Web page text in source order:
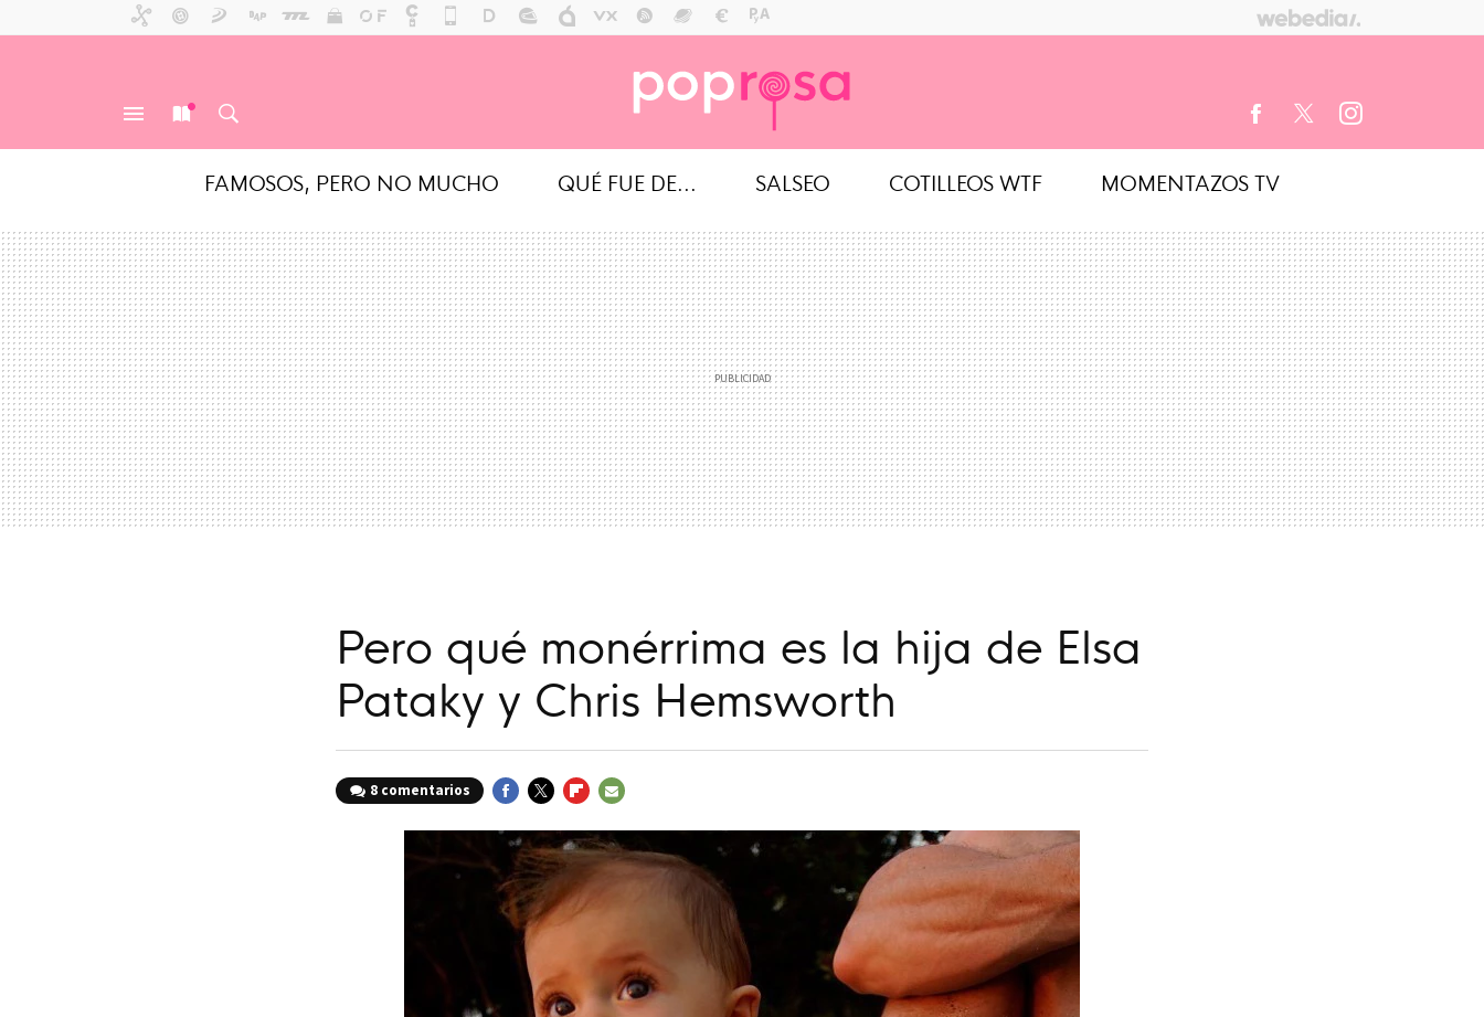
FAMOSOS, PERO NO MUCHO QUÉ FUE DE... SALSEO COTILLEOS WTF MOMENTAZOS TV
Pero qué monérrima es la hija de Elsa
Pataky y Chris Hemsworth
8 comentarios
MAIL